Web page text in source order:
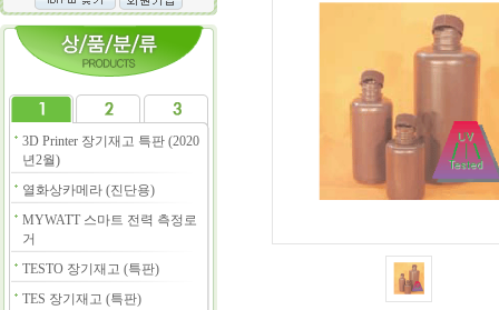
3D Printer 장기재고 특판 (2020
년2월)
열화상카메라 (진단용)
MYWATT 스마트 전력 측정로
거
TESTO 장기재고 (특판)
TES 장기재고 (특판)